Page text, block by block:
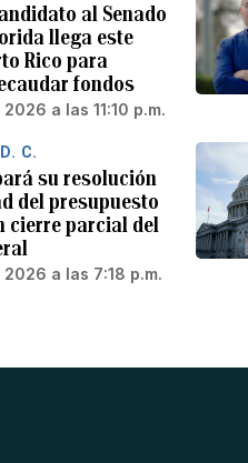
al Senado
llega este
Rico para
fondos
a las 11:10 p.m.
C.
su resolución
del presupuesto
cierre parcial del
a las 7:18 p.m.